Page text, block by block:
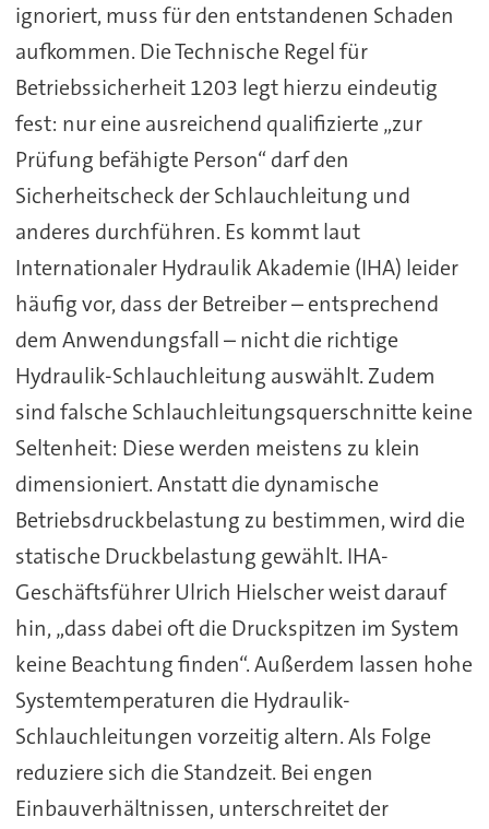
ignoriert, muss für den entstandenen Schaden
aufkommen. Die Technische Regel für
Betriebssicherheit 1203 legt hierzu eindeutig
fest: nur eine ausreichend qualifizierte „zur
Prüfung befähigte Person“ darf den
Sicherheitscheck der Schlauchleitung und
anderes durchführen. Es kommt laut
Internationaler Hydraulik Akademie (IHA) leider
häufig vor, dass der Betreiber – entsprechend
dem Anwendungsfall – nicht die richtige
Hydraulik-Schlauchleitung auswählt. Zudem
sind falsche Schlauchleitungsquerschnitte keine
Seltenheit: Diese werden meistens zu klein
dimensioniert. Anstatt die dynamische
Betriebsdruckbelastung zu bestimmen, wird die
statische Druckbelastung gewählt. IHA-
Geschäftsführer Ulrich Hielscher weist darauf
hin, „dass dabei oft die Druckspitzen im System
keine Beachtung finden“. Außerdem lassen hohe
Systemtemperaturen die Hydraulik-
Schlauchleitungen vorzeitig altern. Als Folge
reduziere sich die Standzeit. Bei engen
Einbauverhältnissen, unterschreitet der